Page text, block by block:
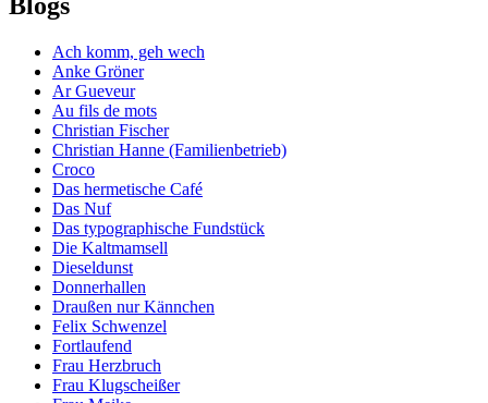
Ach komm, geh wech
Anke Gröner
Ar Gueveur
Au fils de mots
Christian Fischer
Christian Hanne (Familienbetrieb)
Croco
Das hermetische Café
Das Nuf
Das typographische Fundstück
Die Kaltmamsell
Dieseldunst
Donnerhallen
Draußen nur Kännchen
Felix Schwenzel
Fortlaufend
Frau Herzbruch
Frau Klugscheißer